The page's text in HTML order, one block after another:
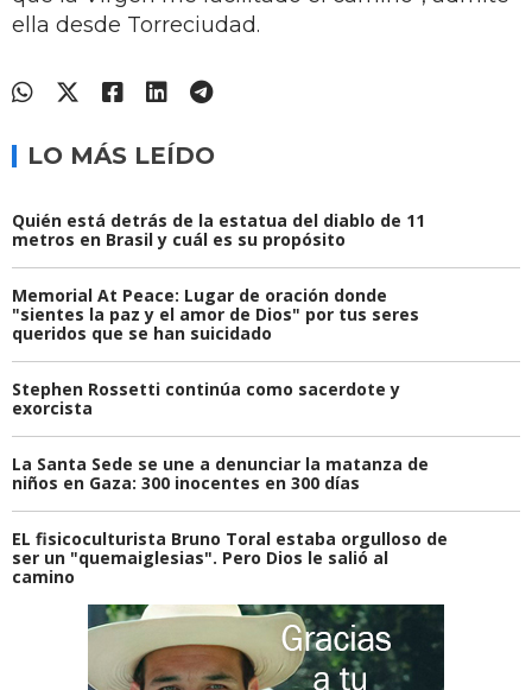
ella desde Torreciudad.
LO MÁS LEÍDO
Quién está detrás de la estatua del diablo de 11
metros en Brasil y cuál es su propósito
Memorial At Peace: Lugar de oración donde
"sientes la paz y el amor de Dios" por tus seres
queridos que se han suicidado
Stephen Rossetti continúa como sacerdote y
exorcista
La Santa Sede se une a denunciar la matanza de
niños en Gaza: 300 inocentes en 300 días
EL fisicoculturista Bruno Toral estaba orgulloso de
ser un "quemaiglesias". Pero Dios le salió al
camino